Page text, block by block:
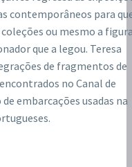
contemporâneos para
ou mesmo a
que a legou. Teresa
de fragmentos de
no Canal de
embarcações usadas na